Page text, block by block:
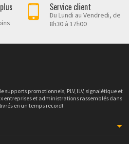
Service client
Du Lundi au Vendredi, de
8h30 à 17h00
supports promotionnels, PLV, ILV, signalétique et
entreprises et administrations rassemblés dans
en un temps record!